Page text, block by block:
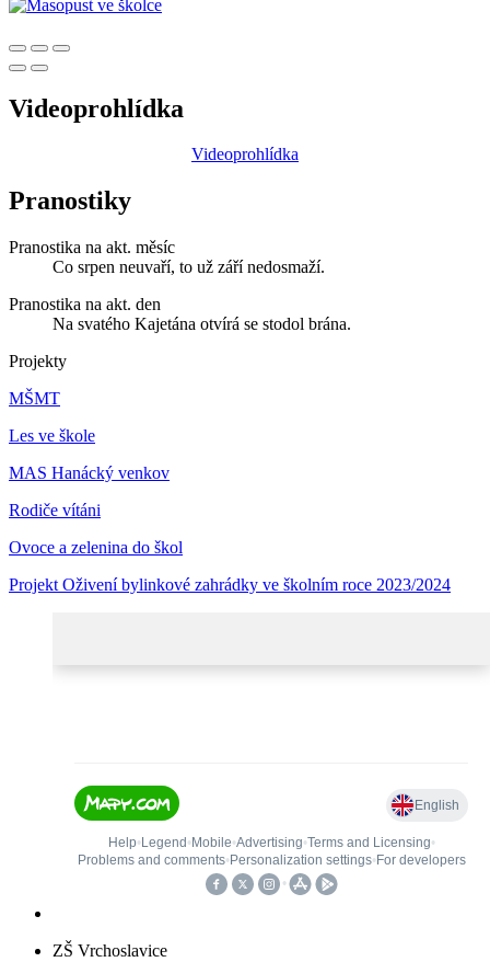
Videoprohlídka
Videoprohlídka
Pranostiky
Pranostika na akt. měsíc
Co srpen neuvaří, to už září nedosmaží.
Pranostika na akt. den
Na svatého Kajetána otvírá se stodol brána.
Projekty
MŠMT
Les ve škole
MAS Hanácký venkov
Rodiče vítáni
Ovoce a zelenina do škol
Projekt Oživení bylinkové zahrádky ve školním roce 2023/2024
ZŠ Vrchoslavice